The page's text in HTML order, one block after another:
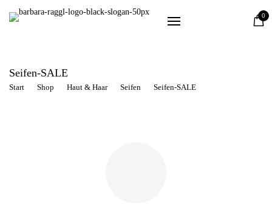
0
Haut & Haar
Seifen-SALE
Start Shop Haut & Haar Seifen Seifen-SALE